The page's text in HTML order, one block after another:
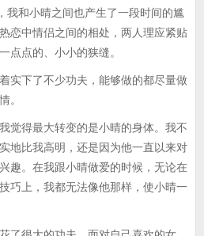
我和小晴之间也产生了一段时间的尴
恋中情侣之间的相处，两人理应紧贴
点点的、小小的狭缝。
实下了不少功夫，能够做的都尽量做
。
觉得最大转变的是小晴的身体。我不
地比我高明，还是因为他一直以来对
趣。在我跟小晴做爱的时候，无论在
巧上，我都无法像他那样，使小晴一